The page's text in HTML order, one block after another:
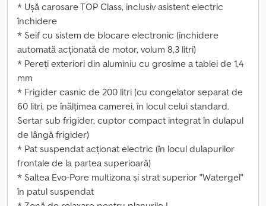
* Ușă carosare TOP Class, inclusiv asistent electric
închidere
* Seif cu sistem de blocare electronic (închidere
automată acționată de motor, volum 8,3 litri)
* Pereți exteriori din aluminiu cu grosime a tablei de 1,4
mm
* Frigider casnic de 200 litri (cu congelator separat de
60 litri, pe înălțimea camerei, în locul celui standard.
Sertar sub frigider, cuptor compact integrat în dulapul
de lângă frigider)
* Pat suspendat acționat electric (în locul dulapurilor
frontale de la partea superioară)
* Saltea Evo-Pore multizona și strat superior "Watergel"
în patul suspendat